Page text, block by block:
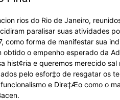
rios do Rio de Janeiro,
paralisar suas atividades
como forma de manifestar sua
obtido o empenho esperado da
hist¢ria e queremos merecido
pelo esfor‡o de resgatar os
e Dire‡Æo como o